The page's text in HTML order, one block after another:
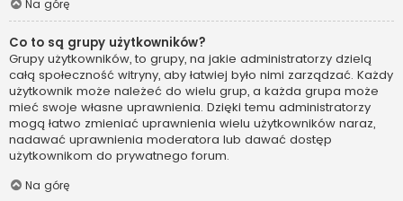
Na górę
Co to są grupy użytkowników?
Grupy użytkowników, to grupy, na jakie administratorzy dzielą
całą społeczność witryny, aby łatwiej było nimi zarządzać. Każdy
użytkownik może należeć do wielu grup, a każda grupa może
mieć swoje własne uprawnienia. Dzięki temu administratorzy
mogą łatwo zmieniać uprawnienia wielu użytkowników naraz,
nadawać uprawnienia moderatora lub dawać dostęp
użytkownikom do prywatnego forum.
Na górę